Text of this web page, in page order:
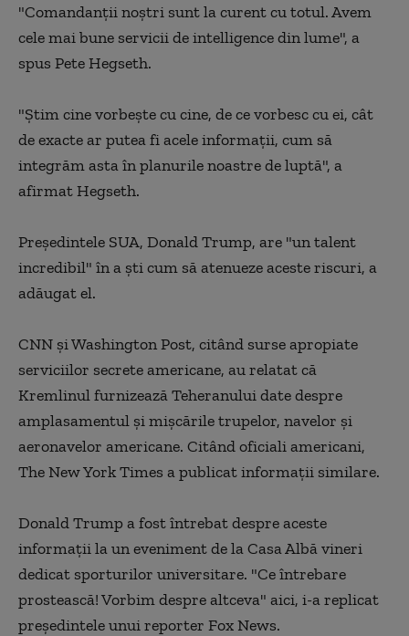
"Comandanţii noştri sunt la curent cu totul. Avem
cele mai bune servicii de intelligence din lume", a
spus Pete Hegseth.
"Ştim cine vorbeşte cu cine, de ce vorbesc cu ei, cât
de exacte ar putea fi acele informaţii, cum să
integrăm asta în planurile noastre de luptă", a
afirmat Hegseth.
Preşedintele SUA, Donald Trump, are "un talent
incredibil" în a şti cum să atenueze aceste riscuri, a
adăugat el.
CNN şi Washington Post, citând surse apropiate
serviciilor secrete americane, au relatat că
Kremlinul furnizează Teheranului date despre
amplasamentul şi mişcările trupelor, navelor şi
aeronavelor americane. Citând oficiali americani,
The New York Times a publicat informaţii similare.
Donald Trump a fost întrebat despre aceste
informaţii la un eveniment de la Casa Albă vineri
dedicat sporturilor universitare. "Ce întrebare
prostească! Vorbim despre altceva" aici, i-a replicat
preşedintele unui reporter Fox News.